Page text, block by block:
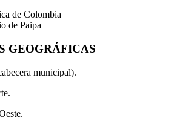
GEOGRÁFICAS
municipal).